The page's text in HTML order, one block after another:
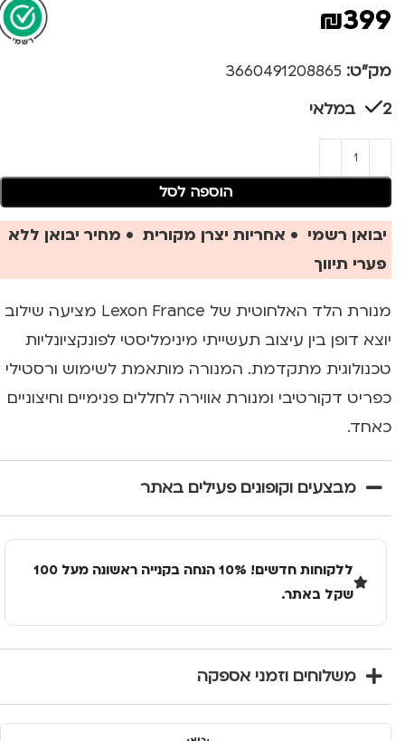
₪399
מק"ט: 3660491208865
2 במלאי
הוספה לסל
יבואן רשמי • אחריות יצרן מקורית • מחיר יבואן ללא
פערי תיווך
מנורת הלד האלחוטית של Lexon France מציעה שילוב
יוצא דופן בין עיצוב תעשייתי מינימליסטי לפונקציונליות
טכנולוגית מתקדמת. המנורה מותאמת לשימוש ורסטילי
כפריט דקורטיבי ומנורת אווירה לחללים פנימיים וחיצוניים
כאחד.
מבצעים וקופונים פעילים באתר
ללקוחות חדשים! 10% הנחה בקנייה ראשונה מעל 100
שקל באתר.
משלוחים וזמני אספקה